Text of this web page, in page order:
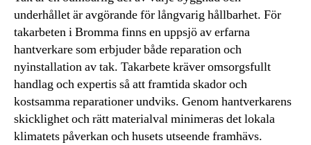
underhållet är avgörande för långvarig hållbarhet. För
takarbeten i Bromma finns en uppsjö av erfarna
hantverkare som erbjuder både reparation och
nyinstallation av tak. Takarbete kräver omsorgsfullt
handlag och expertis så att framtida skador och
kostsamma reparationer undviks. Genom hantverkarens
skicklighet och rätt materialval minimeras det lokala
klimatets påverkan och husets utseende framhävs.